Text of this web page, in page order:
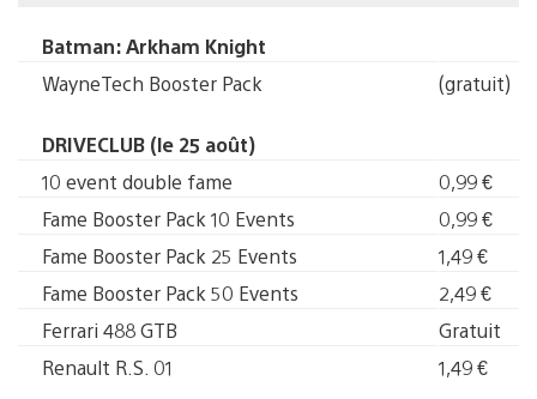
Batman: Arkham Knight
WayneTech Booster Pack
(gratuit)
DRIVECLUB (le 25 août)
10 event double fame
0,99 €
Fame Booster Pack 10 Events
0,99 €
Fame Booster Pack 25 Events
1,49 €
Fame Booster Pack 50 Events
2,49 €
Ferrari 488 GTB
Gratuit
Renault R.S. 01
1,49 €